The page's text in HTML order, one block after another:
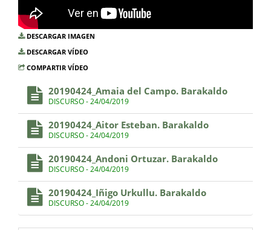
DESCARGAR IMAGEN
DESCARGAR VÍDEO
COMPARTIR VÍDEO
20190424_Amaia del Campo. Barakaldo
DISCURSO - 24/04/2019
20190424_Aitor Esteban. Barakaldo
DISCURSO - 24/04/2019
20190424_Andoni Ortuzar. Barakaldo
DISCURSO - 24/04/2019
20190424_Iñigo Urkullu. Barakaldo
DISCURSO - 24/04/2019